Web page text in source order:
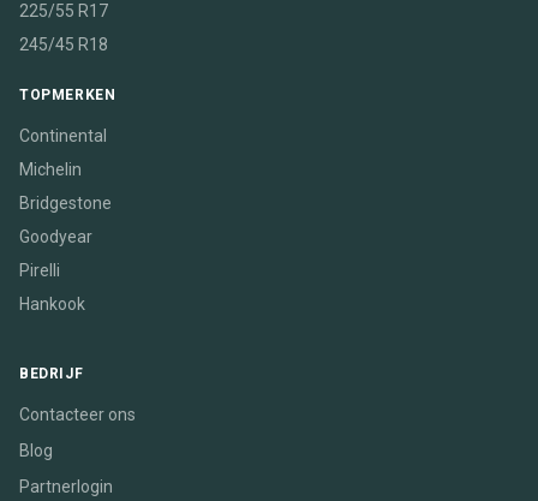
225/55 R17
245/45 R18
TOPMERKEN
Continental
Michelin
Bridgestone
Goodyear
Pirelli
Hankook
BEDRIJF
Contacteer ons
Blog
Partnerlogin